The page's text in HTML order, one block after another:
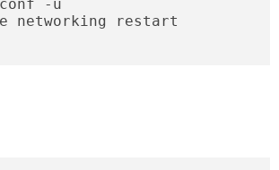
networking restart